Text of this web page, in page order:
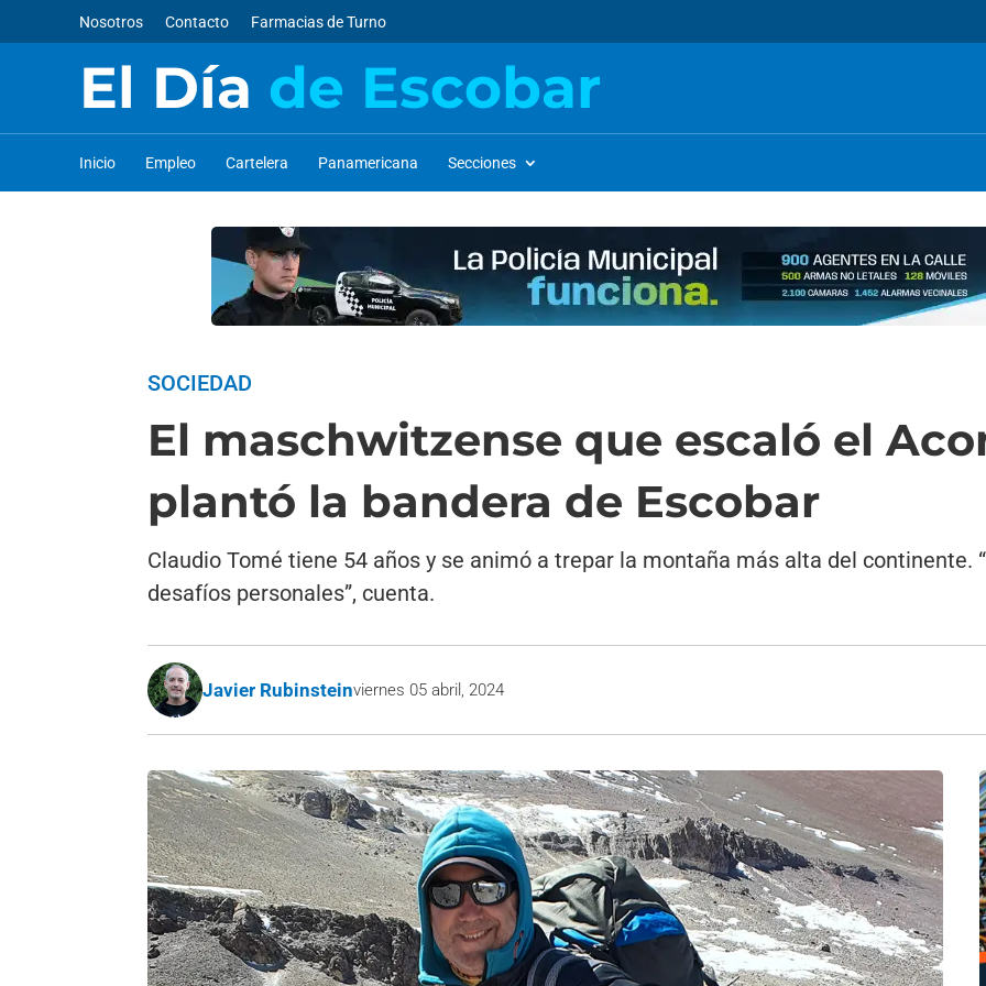
Nosotros Contacto Farmacias de Turno
El Día de Escobar
Inicio Empleo Cartelera Panamericana Secciones
SOCIEDAD
El maschwitzense que escaló el
plantó la bandera de Escobar
Claudio Tomé tiene 54 años y se animó a trepar la montaña más alta del continente.
desafíos personales”, cuenta.
Javier Rubinsteinviernes 05 abril, 2024